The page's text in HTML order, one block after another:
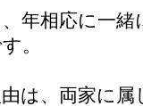
年相応に一
。
は、両家に属